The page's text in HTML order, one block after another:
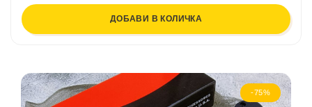
ДОБАВИ В КОЛИЧКА
-75%